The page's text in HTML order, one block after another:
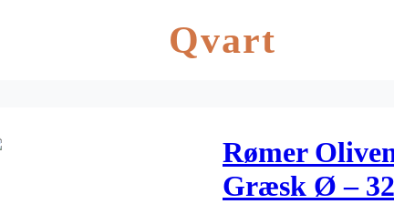
Qvart
Rømer
Græsk Ø –